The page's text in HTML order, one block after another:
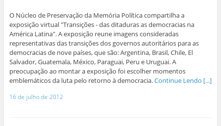
O Núcleo de Preservação da Memória Política compartilha a
exposição virtual "Transições - das ditaduras as democracias na
América Latina". A exposição reune imagens consideradas
representativas das transições dos governos autoritários para as
democracias de nove países, que são: Argentina, Brasil, Chile, El
Salvador, Guatemala, México, Paraguai, Peru e Uruguai. A
preocupação ao montar a exposição foi escolher momentos
emblemáticos da luta pelo retorno à democracia.Continue Lendo [...]
16 de julho de 2012